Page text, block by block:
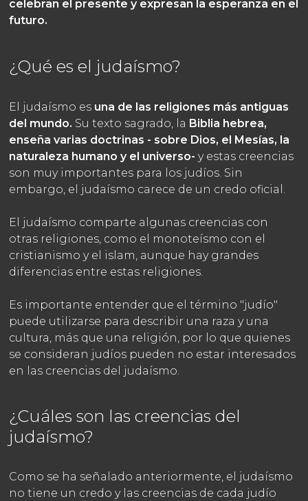
celebran el presente y expresan la esperanza en el
futuro.
¿Qué es el judaísmo?
El judaísmo es una de las religiones más antiguas
del mundo. Su texto sagrado, la Biblia hebrea,
enseña varias doctrinas - sobre Dios, el Mesías, la
naturaleza humano y el universo- y estas creencias
son muy importantes para los judíos. Sin
embargo, el judaísmo carece de un credo oficial.
El judaísmo comparte algunas creencias con
otras religiones, como el monoteísmo con el
cristianismo y el islam, aunque hay grandes
diferencias entre estas religiones.
Es importante entender que el término "judío"
puede utilizarse para describir una raza y una
cultura, más que una religión, por lo que quienes
se consideran judíos pueden no estar interesados
en las creencias del judaísmo.
¿Cuáles son las creencias del
judaísmo?
Como se ha señalado anteriormente, el judaísmo
no tiene un credo y las creencias de cada judío